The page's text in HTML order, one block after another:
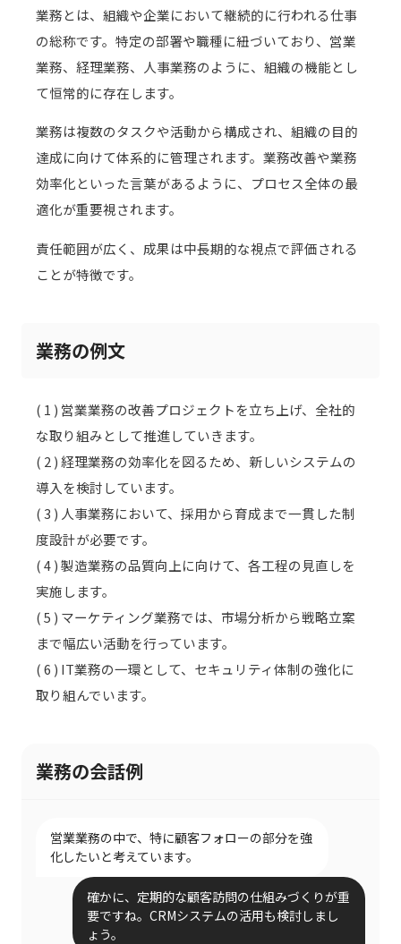
業務とは、組織や企業において継続的に行われる仕事
の総称です。特定の部署や職種に紐づいており、営業
業務、経理業務、人事業務のように、組織の機能とし
て恒常的に存在します。
業務は複数のタスクや活動から構成され、組織の目的
達成に向けて体系的に管理されます。業務改善や業務
効率化といった言葉があるように、プロセス全体の最
適化が重要視されます。
責任範囲が広く、成果は中長期的な視点で評価される
ことが特徴です。
業務の例文
( 1 ) 営業業務の改善プロジェクトを立ち上げ、全社的
な取り組みとして推進していきます。
( 2 ) 経理業務の効率化を図るため、新しいシステムの
導入を検討しています。
( 3 ) 人事業務において、採用から育成まで一貫した制
度設計が必要です。
( 4 ) 製造業務の品質向上に向けて、各工程の見直しを
実施します。
( 5 ) マーケティング業務では、市場分析から戦略立案
まで幅広い活動を行っています。
( 6 ) IT業務の一環として、セキュリティ体制の強化に
取り組んでいます。
業務の会話例
営業業務の中で、特に顧客フォローの部分を強
化したいと考えています。
確かに、定期的な顧客訪問の仕組みづくりが重
要ですね。CRMシステムの活用も検討しまし
ょう。